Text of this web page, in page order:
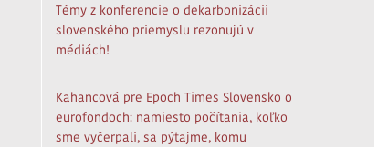
Témy z konferencie o dekarbonizácii
slovenského priemyslu rezonujú v
médiách!
Kahancová pre Epoch Times Slovensko o
eurofondoch: namiesto počítania, koľko
sme vyčerpali, sa pýtajme, komu